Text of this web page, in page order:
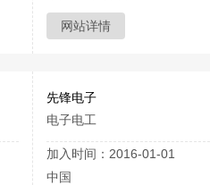
网站详情
先锋电子
电子电工
加入时间：2016-01-01
中国